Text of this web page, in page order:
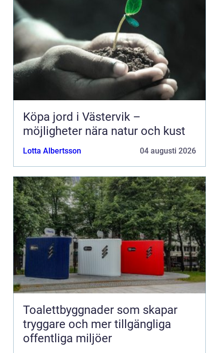
Köpa jord i Västervik –
möjligheter nära natur och kust
Lotta Albertsson 04 augusti 2026
Toalettbyggnader som skapar
tryggare och mer tillgängliga
offentliga miljöer